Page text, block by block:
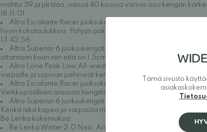
mahtui 39 ja jäi tilaa, näissä 40 koossa varvas osui kengän
18:11:01
Altra Escalante Racer juoksukengät maantielle – Naisten -
hyvin kokotaulukkoa. Pohjan paksuuden vuoksi se ei juuri
13:42:56
Altra Superior 6 juoksukengät maastoon - Miesten - Blue.
ottamaan koon niin että on 1,5cm isommat. Minä jouduin puoli
Altra Lone Peak Low All-weather 2 juoksukengät
varpaille ja sopivan pehmeät kengät kosteussuojalla. Värikin
Altra Escalante Racer juoksukengät maantielle – Naisten -
Verkkopäällisen ansiosta hengittävät. -Jenni 2024-05-02
Altra Superior 6 juoksukengät maastoon – Naisten - Green.
Kenkä aika kapea ja varpaista matala." -Suvi 2024-06-05
Be Lenka kokemuksia:
Be Lenka Winter 2.0 Neo. Arvosana 5. kengät ovat
Tämä sivusto